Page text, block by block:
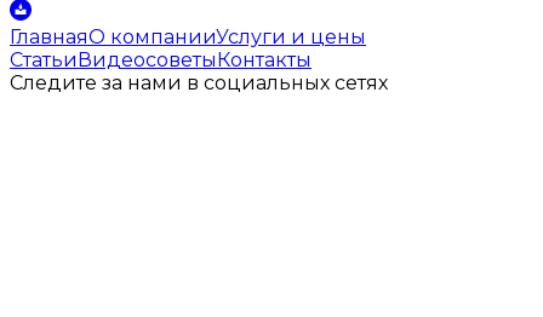
ГлавнаяО компанииУслуги и цены
СтатьиВидеосоветыКонтакты
Следите за нами в социальных сетях